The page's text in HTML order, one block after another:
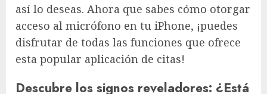
así lo deseas. Ahora que sabes cómo otorgar
acceso al micrófono en tu iPhone, ¡puedes
disfrutar de todas las funciones que ofrece
esta popular aplicación de citas!
Descubre los signos reveladores: ¿Está